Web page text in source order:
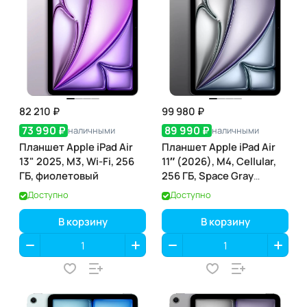
82 210 ₽
73 990 ₽ наличными
Планшет Apple iPad Air
13" 2025, M3, Wi-Fi, 256
ГБ, фиолетовый
Доступно
В корзину
99 980 ₽
89 990 ₽ наличными
Планшет Apple iPad Air
11″ (2026), M4, Cellular,
256 ГБ, Space Gray
(серый космос)
Доступно
В корзину